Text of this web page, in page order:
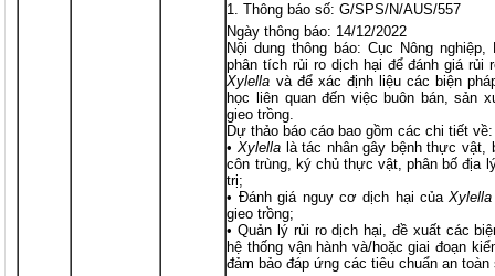
Thông báo số: G/SPS/N/AUS/557
Ngày thông báo: 14/12/2022
Nội dung thông báo: Cục Nông
phân tích rủi ro dịch hại để đánh giá rủi
Xylella và để xác định liệu các biện
học liên quan đến việc buôn bán, sản
gieo trồng.
Dự thảo báo cáo bao gồm các chi tiết về:
•Xylella là tác nhân gây bệnh thực vật,
côn trùng, ký chủ thực vật, phân bố địa
trị;
• Đánh giá nguy cơ dịch hại củaXylella
gieo trồng;
• Quản lý rủi ro dịch hại, đề xuất các
hệ thống vận hành và/hoặc giai đoạn
đảm bảo đáp ứng các tiêu chuẩn an toàn